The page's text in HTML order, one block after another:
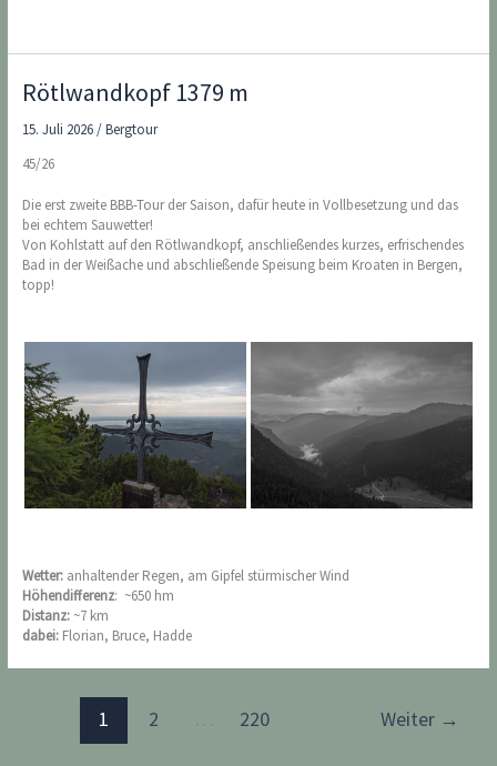
Rötlwandkopf 1379 m
15. Juli 2026/Bergtour
45/26
Die erst zweite BBB-Tour der Saison, dafür heute in Vollbesetzung und das
bei echtem Sauwetter!
Von Kohlstatt auf den Rötlwandkopf, anschließendes kurzes, erfrischendes
Bad in der Weißache und abschließende Speisung beim Kroaten in Bergen,
topp!
Wetter: anhaltender Regen, am Gipfel stürmischer Wind
Höhendifferenz: ~650 hm
Distanz: ~7 km
dabei: Florian, Bruce, Hadde
1 2 … 220 Weiter →